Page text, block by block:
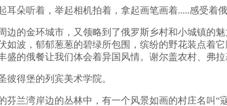
朵听着，举起相机拍着，拿起画笔画着.....感受着
的金环城市，又领略到了俄罗斯乡村和小城镇的
波，郁郁葱葱的碧绿所包围，缤纷的野花装点着
的俄餐让我们体会着异国风情。谢尔盖农村、弗
得堡的列宾美术学院。
兰湾岸边的丛林中，有一个风景如画的村庄名叫“